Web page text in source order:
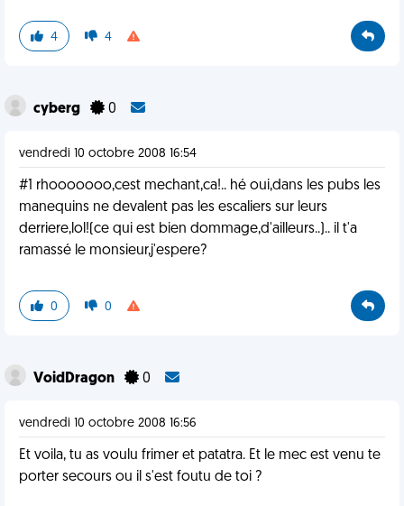
4 4
cyberg 0
vendredi 10 octobre 2008 16:54
#1 rhooooooo,cest mechant,ca!.. hé oui,dans les pubs les
manequins ne devalent pas les escaliers sur leurs
derriere,lol!(ce qui est bien dommage,d'ailleurs..).. il t'a
ramassé le monsieur,j'espere?
0 0
VoidDragon 0
vendredi 10 octobre 2008 16:56
Et voila, tu as voulu frimer et patatra. Et le mec est venu te
porter secours ou il s'est foutu de toi ?